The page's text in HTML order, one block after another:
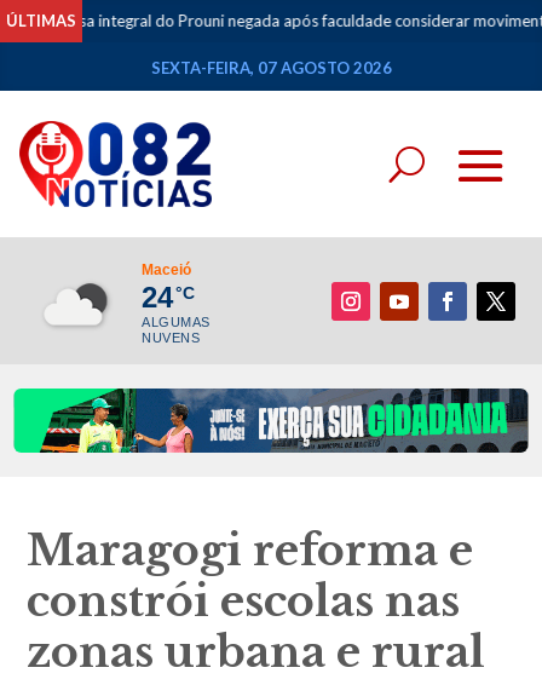
ÚLTIMASdo Prouni negada após faculdade considerar movimentações de
SEXTA-FEIRA, 07 AGOSTO 2026
Maceió
24°C
ALGUMAS
NUVENS
Maragogi reforma e
constrói escolas nas
zonas urbana e rural